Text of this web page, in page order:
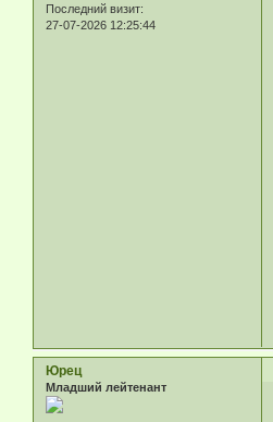
Последний визит:
27-07-2026 12:25:44
Юрец
Младший лейтенант